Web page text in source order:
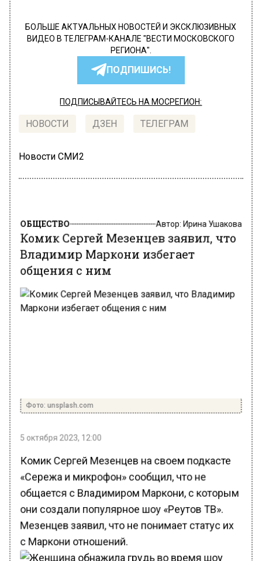
БОЛЬШЕ АКТУАЛЬНЫХ НОВОСТЕЙ И ЭКСКЛЮЗИВНЫХ
ВИДЕО В ТЕЛЕГРАМ-КАНАЛЕ "ВЕСТИ МОСКОВСКОГО
РЕГИОНА".
ПОДПИШИСЬ!
ПОДПИСЫВАЙТЕСЬ НА МОСРЕГИОН:
НОВОСТИ ДЗЕН ТЕЛЕГРАМ
Новости СМИ2
Комик Сергей Мезенцев заявил, что
Владимир Маркони избегает
общения с ним
Фото: unsplash.com
5 октября 2023, 12:00
Комик Сергей Мезенцев на своем подкасте
«Сережа и микрофон» сообщил, что не
общается с Владимиром Маркони, с которым
они создали популярное шоу «Реутов ТВ».
Мезенцев заявил, что не понимает статус их
с Маркони отношений.